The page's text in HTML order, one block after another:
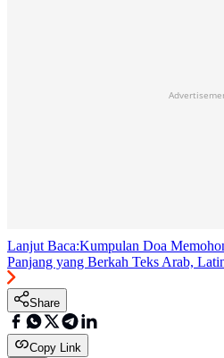
Lanjut Baca:Kumpulan Doa
Panjang yang Berkah Teks Arab,
Share
Copy Link